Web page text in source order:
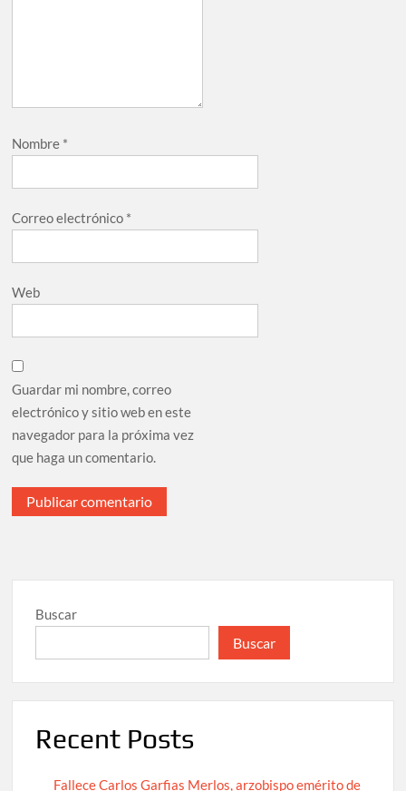
Nombre *
Correo electrónico *
Web
Guardar mi nombre, correo
electrónico y sitio web en este
navegador para la próxima vez
que haga un comentario.
Buscar
Buscar
Recent Posts
Fallece Carlos Garfias Merlos, arzobispo emérito de